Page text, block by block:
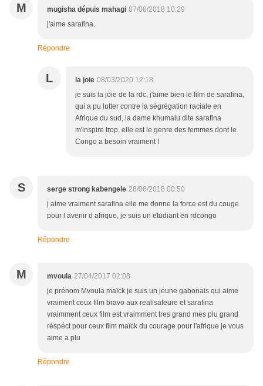
M mugisha dépuis mahagi 07/08/2018 10:29
j'aime sarafina.
Répondre
L la joie 08/03/2020 12:18
je suis la joie de la rdc, j'aime bien le film de sarafina,
qui a pu lutter contre la ségrégation raciale en
Afrique du sud, la dame khumalu dite sarafina
m'inspire trop, elle est le genre des femmes dont le
Congo a besoin vraiment !
S serge strong kabengele 28/06/2018 00:50
j aime vraiment sarafina elle me donne la force est du couge
pour l avenir d afrique, je suis un etudiant en rdcongo
Répondre
M mvoula 27/04/2017 02:08
je prénom Mvoula maïck je suis un jeune gabonais qui aime
vraiment ceux film bravo aux realisateure et sarafina
vraimment ceux film est vraimment tres grand mes plu grand
réspéct pour ceux film maïck du courage pour l'afrique je vous
aime a plu
Répondre